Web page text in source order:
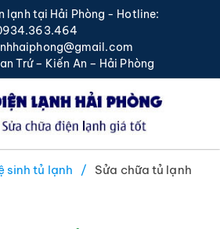
lạnh tại Hải Phòng - Hotline:
Trứ – Kiến An – Hải Phòng
sinh tủ lạnh
Sửa chữa tủ lạnh